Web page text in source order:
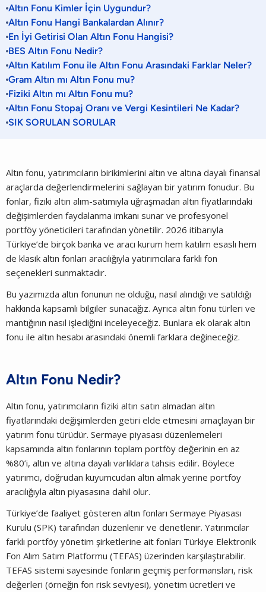
Altın Fonu Kimler İçin Uygundur?
Altın Fonu Hangi Bankalardan Alınır?
En İyi Getirisi Olan Altın Fonu Hangisi?
BES Altın Fonu Nedir?
Altın Katılım Fonu ile Altın Fonu Arasındaki Farklar Neler?
Gram Altın mı Altın Fonu mu?
Fiziki Altın mı Altın Fonu mu?
Altın Fonu Stopaj Oranı ve Vergi Kesintileri Ne Kadar?
SIK SORULAN SORULAR
Altın fonu, yatırımcıların birikimlerini altın ve altına dayalı finansal
araçlarda değerlendirmelerini sağlayan bir yatırım fonudur. Bu
fonlar, fiziki altın alım-satımıyla uğraşmadan altın fiyatlarındaki
değişimlerden faydalanma imkanı sunar ve profesyonel
portföy yöneticileri tarafından yönetilir. 2026 itibarıyla
Türkiye’de birçok banka ve aracı kurum hem katılım esaslı hem
de klasik altın fonları aracılığıyla yatırımcılara farklı fon
seçenekleri sunmaktadır.
Bu yazımızda altın fonunun ne olduğu, nasıl alındığı ve satıldığı
hakkında kapsamlı bilgiler sunacağız. Ayrıca altın fonu türleri ve
mantığının nasıl işlediğini inceleyeceğiz. Bunlara ek olarak altın
fonu ile altın hesabı arasındaki önemli farklara değineceğiz.
Altın Fonu Nedir?
Altın fonu, yatırımcıların fiziki altın satın almadan altın
fiyatlarındaki değişimlerden getiri elde etmesini amaçlayan bir
yatırım fonu türüdür. Sermaye piyasası düzenlemeleri
kapsamında altın fonlarının toplam portföy değerinin en az
%80’i, altın ve altına dayalı varlıklara tahsis edilir. Böylece
yatırımcı, doğrudan kuyumcudan altın almak yerine portföy
aracılığıyla altın piyasasına dahil olur.
Türkiye’de faaliyet gösteren altın fonları Sermaye Piyasası
Kurulu (SPK) tarafından düzenlenir ve denetlenir. Yatırımcılar
farklı portföy yönetim şirketlerine ait fonları Türkiye Elektronik
Fon Alım Satım Platformu (TEFAS) üzerinden karşılaştırabilir.
TEFAS sistemi sayesinde fonların geçmiş performansları, risk
değerleri (örneğin fon risk seviyesi), yönetim ücretleri ve